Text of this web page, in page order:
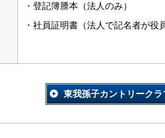
・登記簿謄本（法人のみ）
・社員証明書（法人で記名者が
東我孫子カントリーク